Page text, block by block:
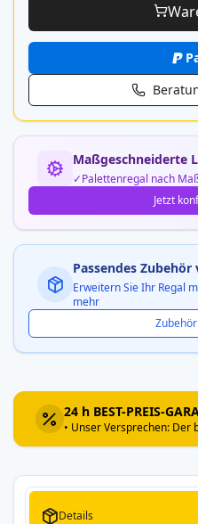
Maßgeschneiderte
Palettenregal nach
Jetzt
Passendes
Erweitern Sie Ihr Regal
mehr
24 h BEST-PREIS-
• Unser Versprechen: Der
Details